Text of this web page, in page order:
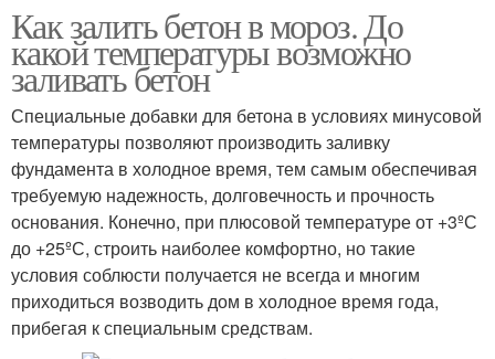
Как залить бетон в мороз. До
какой температуры возможно
заливать бетон
Специальные добавки для бетона в условиях минусовой
температуры позволяют производить заливку
фундамента в холодное время, тем самым обеспечивая
требуемую надежность, долговечность и прочность
основания. Конечно, при плюсовой температуре от +3ºС
до +25ºС, строить наиболее комфортно, но такие
условия соблюсти получается не всегда и многим
приходиться возводить дом в холодное время года,
прибегая к специальным средствам.